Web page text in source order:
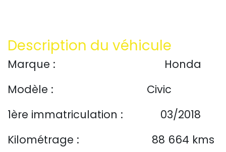
Description du véhicule
​Marque : Honda
Modèle :
Civic
1ère immatriculation :
​03/2018
Kilométrage :
88 664 kms